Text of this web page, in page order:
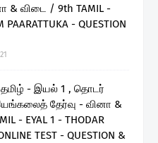
& விடை / 9th TAMIL -
PAARATTUKA - QUESTION
தமிழ் - இயல் 1 , தொடர்
தேர்வு - வினா &
- EYAL 1 - THODAR
TEST - QUESTION &